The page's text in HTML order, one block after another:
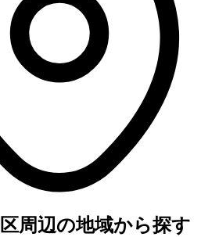
周辺の地域から探す